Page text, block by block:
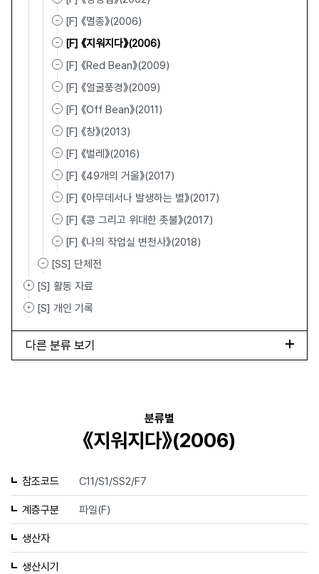
[F] 《멸종》(2006)
[F] 《지워지다》(2006)
[F] 《Red Bean》(2009)
[F] 《얼굴풍경》(2009)
[F] 《Off Bean》(2011)
[F] 《창》(2013)
[F] 《벌레》(2016)
[F] 《49개의 거울》(2017)
[F] 《아무데서나 발생하는 별》(2017)
[F] 《콩 그리고 위대한 촛불》(2017)
[F] 《나의 작업실 변천사》(2018)
[SS] 단체전
[S] 활동 자료
[S] 개인 기록
다른 분류 보기
분류별
《지워지다》(2006)
참조코드 C11/S1/SS2/F7
계층구분 파일(F)
생산자
생산시기